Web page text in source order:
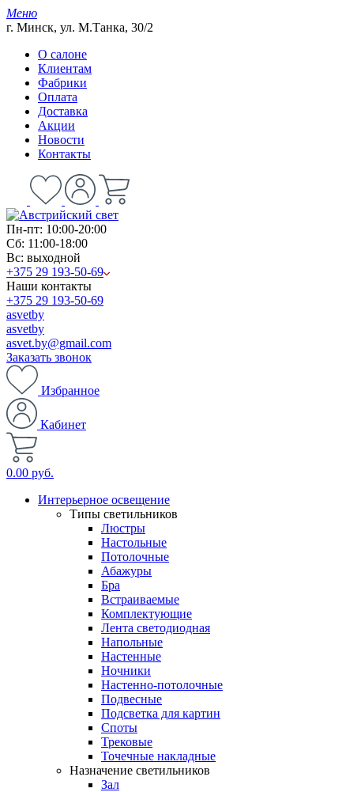
Меню
г. Минск, ул. М.Танка, 30/2
О салоне
Клиентам
Фабрики
Оплата
Доставка
Акции
Новости
Контакты
Пн-пт: 10:00-20:00
Сб: 11:00-18:00
Вс: выходной
+375 29 193-50-69
Наши контакты
+375 29 193-50-69
asvetby
asvetby
asvet.by@gmail.com
Заказать звонок
Избранное
Кабинет
0.00 руб.
Интерьерное освещение
Типы светильников
Люстры
Настольные
Потолочные
Абажуры
Бра
Встраиваемые
Комплектующие
Лента светодиодная
Напольные
Настенные
Ночники
Настенно-потолочные
Подвесные
Подсветка для картин
Споты
Трековые
Точечные накладные
Назначение светильников
Зал